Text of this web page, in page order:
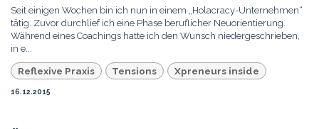
Seit einigen Wochen bin ich nun in einem „Holacracy-Unternehmen“
tätig. Zuvor durchlief ich eine Phase beruflicher Neuorientierung.
Während eines Coachings hatte ich den Wunsch niedergeschrieben,
in e...
Reflexive Praxis Tensions Xpreneurs inside
16.12.2015